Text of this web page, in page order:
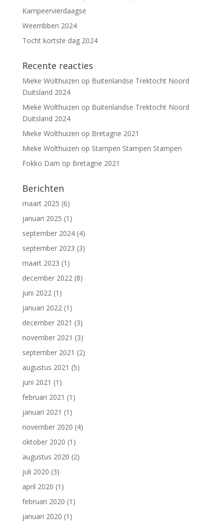
Kampeervierdaagse
Weerribben 2024
Tocht kortste dag 2024
Recente reacties
Mieke Wolthuizen op Buitenlandse Trektocht Noord
Duitsland 2024
Mieke Wolthuizen op Buitenlandse Trektocht Noord
Duitsland 2024
Mieke Wolthuizen op Bretagne 2021
Mieke Wolthuizen op Stampen Stampen Stampen
Fokko Dam op Bretagne 2021
Berichten
maart 2025 (6)
januari 2025 (1)
september 2024(4)
september 2023 (3)
maart 2023 (1)
december 2022(8)
juni 2022(1)
januari 2022(1)
december 2021 (3)
november 2021 (3)
september 2021 (2)
augustus 2021 (5)
juni 2021 (1)
februari 2021 (1)
januari 2021 (1)
november 2020 (4)
oktober 2020 (1)
augustus 2020 (2)
juli 2020 (3)
april 2020 (1)
februari 2020 (1)
januari 2020 (1)